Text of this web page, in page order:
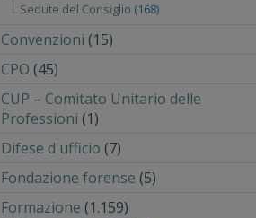
Sedute del Consiglio (168)
Convenzioni (15)
CPO (45)
CUP – Comitato Unitario delle
Professioni (1)
Difese d'ufficio (7)
Fondazione forense (5)
Formazione (1.159)